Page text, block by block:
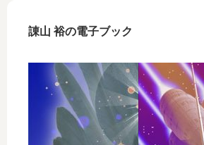
諌山 裕の電子ブック